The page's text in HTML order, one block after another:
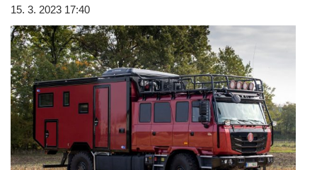
15. 3. 2023 17:40